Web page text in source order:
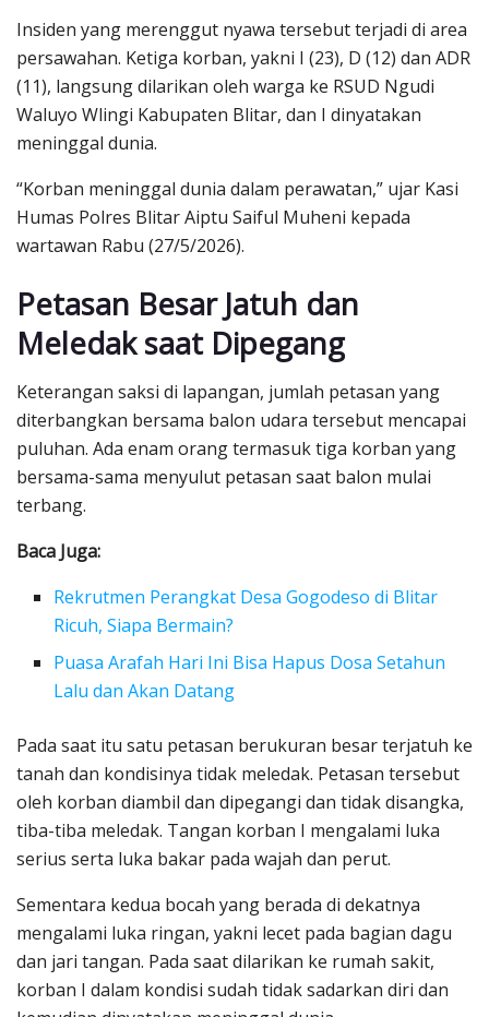
Insiden yang merenggut nyawa tersebut terjadi di area
persawahan. Ketiga korban, yakni I (23), D (12) dan ADR
(11), langsung dilarikan oleh warga ke RSUD Ngudi
Waluyo Wlingi Kabupaten Blitar, dan I dinyatakan
meninggal dunia.
“Korban meninggal dunia dalam perawatan,” ujar Kasi
Humas Polres Blitar Aiptu Saiful Muheni kepada
wartawan Rabu (27/5/2026).
Petasan Besar Jatuh dan
Meledak saat Dipegang
Keterangan saksi di lapangan, jumlah petasan yang
diterbangkan bersama balon udara tersebut mencapai
puluhan. Ada enam orang termasuk tiga korban yang
bersama-sama menyulut petasan saat balon mulai
terbang.
Baca Juga:
Rekrutmen Perangkat Desa Gogodeso di Blitar
Ricuh, Siapa Bermain?
Puasa Arafah Hari Ini Bisa Hapus Dosa Setahun
Lalu dan Akan Datang
Pada saat itu satu petasan berukuran besar terjatuh ke
tanah dan kondisinya tidak meledak. Petasan tersebut
oleh korban diambil dan dipegangi dan tidak disangka,
tiba-tiba meledak. Tangan korban I mengalami luka
serius serta luka bakar pada wajah dan perut.
Sementara kedua bocah yang berada di dekatnya
mengalami luka ringan, yakni lecet pada bagian dagu
dan jari tangan. Pada saat dilarikan ke rumah sakit,
korban I dalam kondisi sudah tidak sadarkan diri dan